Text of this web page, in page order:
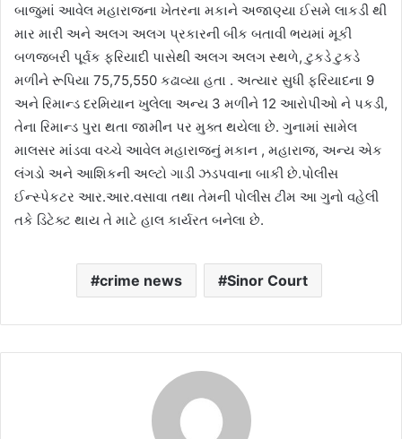
બાજુમાં આવેલ મહારાજના ખેતરના મકાને અજાણ્યા ઈસમે લાકડી થી
માર મારી અને અલગ અલગ પ્રકારની બીક બતાવી ભયમાં મૂકી
બળજબરી પૂર્વક ફરિયાદી પાસેથી અલગ અલગ સ્થળે, ટુકડે ટુકડે
મળીને રૂપિયા 75,75,550 કઢાવ્યા હતા . અત્યાર સુધી ફરિયાદના 9
અને રિમાન્ડ દરમિયાન ખુલેલા અન્ય 3 મળીને 12 આરોપીઓ ને પકડી,
તેના રિમાન્ડ પુરા થતા જામીન પર મુક્ત થયેલા છે. ગુનામાં સામેલ
માલસર માંંડવા વચ્ચે આવેલ મહારાજનું મકાન , મહારાજ, અન્ય એક
લંગડો અને આશિકની અલ્ટો ગાડી ઝડપવાના બાકી છે.પોલીસ
ઈન્સ્પેકટર આર.આર.વસાવા તથા તેમની પોલીસ ટીમ આ ગુનો વહેલી
તકે ડિટેક્ટ થાય તે માટે હાલ કાર્યરત બનેલા છે.
crime news Sinor Court